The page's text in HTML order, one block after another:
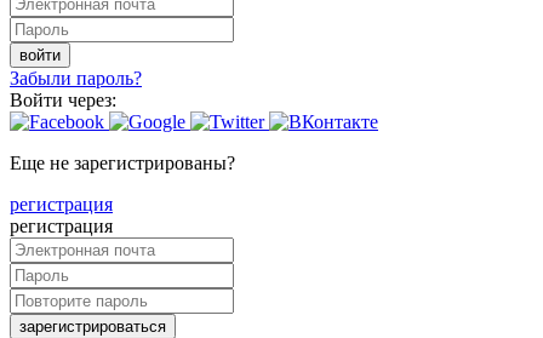
войти
Забыли пароль?
Войти через:
Еще не зарегистрированы?
регистрация
регистрация
зарегистрироваться